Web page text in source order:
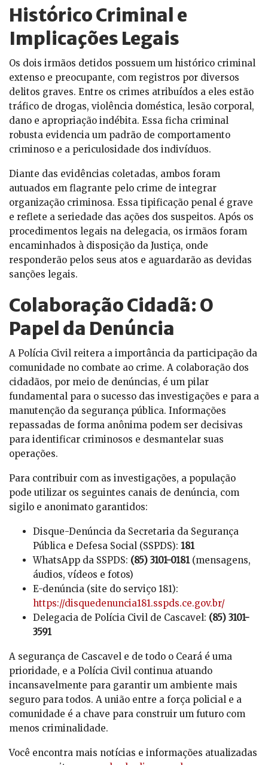
Histórico Criminal e
Implicações Legais
Os dois irmãos detidos possuem um histórico criminal
extenso e preocupante, com registros por diversos
delitos graves. Entre os crimes atribuídos a eles estão
tráfico de drogas, violência doméstica, lesão corporal,
dano e apropriação indébita. Essa ficha criminal
robusta evidencia um padrão de comportamento
criminoso e a periculosidade dos indivíduos.
Diante das evidências coletadas, ambos foram
autuados em flagrante pelo crime de integrar
organização criminosa. Essa tipificação penal é grave
e reflete a seriedade das ações dos suspeitos. Após os
procedimentos legais na delegacia, os irmãos foram
encaminhados à disposição da Justiça, onde
responderão pelos seus atos e aguardarão as devidas
sanções legais.
Colaboração Cidadã: O
Papel da Denúncia
A Polícia Civil reitera a importância da participação da
comunidade no combate ao crime. A colaboração dos
cidadãos, por meio de denúncias, é um pilar
fundamental para o sucesso das investigações e para a
manutenção da segurança pública. Informações
repassadas de forma anônima podem ser decisivas
para identificar criminosos e desmantelar suas
operações.
Para contribuir com as investigações, a população
pode utilizar os seguintes canais de denúncia, com
sigilo e anonimato garantidos:
Disque-Denúncia da Secretaria da Segurança
Pública e Defesa Social (SSPDS): 181
WhatsApp da SSPDS: (85) 3101-0181(mensagens,
áudios, vídeos e fotos)
E-denúncia (site do serviço 181):
https://disquedenuncia181.sspds.ce.gov.br/
Delegacia de Polícia Civil de Cascavel: (85) 3101-
3591
A segurança de Cascavel e de todo o Ceará é uma
prioridade, e a Polícia Civil continua atuando
incansavelmente para garantir um ambiente mais
seguro para todos. A união entre a força policial e a
comunidade é a chave para construir um futuro com
menos criminalidade.
Você encontra mais notícias e informações atualizadas